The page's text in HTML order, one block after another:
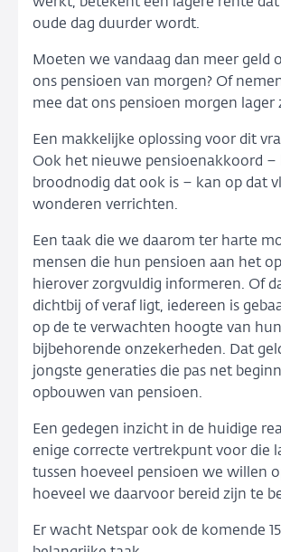
oude dag duurder wordt.
Moeten we vandaag dan meer geld
ons pensioen van morgen? Of
mee dat ons pensioen morgen lager
Een makkelijke oplossing voor dit
Ook het nieuwe pensioenakkoord –
broodnodig dat ook is – kan op dat
wonderen verrichten.
Een taak die we daarom ter harte
mensen die hun pensioen aan het
hierover zorgvuldig informeren. Of
dichtbij of veraf ligt, iedereen is
op de te verwachten hoogte van
bijbehorende onzekerheden. Dat
jongste generaties die pas net
opbouwen van pensioen.
Een gedegen inzicht in de huidige
enige correcte vertrekpunt voor die
tussen hoeveel pensioen we willen
hoeveel we daarvoor bereid zijn te
Er wacht Netspar ook de komende